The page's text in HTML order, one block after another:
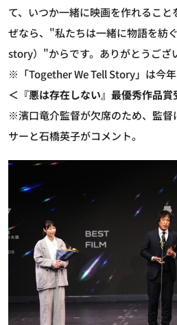
て、いつか一緒に映画を作れること
ぜなら、"私たちは一緒に物語を紡
story）"からです。ありがとうござ
※「Together We Tell Story」は今年
＜『悪は存在しない』最優秀作品賞
※濱口竜介監督が欠席のため、監督
サーと石橋英子がコメント。